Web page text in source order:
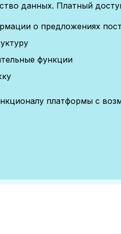
данных. Платный
о предложениях
функции
платформы с